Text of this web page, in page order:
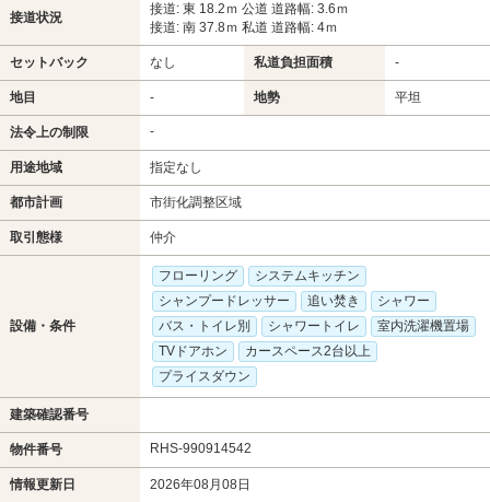
接道状況
接道: 東 18.2ｍ 公道 道路幅: 3.6ｍ
接道: 南 37.8ｍ 私道 道路幅: 4ｍ
セットバック なし 私道負担面積 -
地目 - 地勢 平坦
法令上の制限 -
用途地域 指定なし
都市計画 市街化調整区域
取引態様 仲介
設備・条件
フローリング
システムキッチン
シャンプードレッサー
追い焚き
シャワー
バス・トイレ別
シャワートイレ
室内洗濯機置場
TVドアホン
カースペース2台以上
プライスダウン
建築確認番号
物件番号 RHS-990914542
情報更新日 2026年08月08日